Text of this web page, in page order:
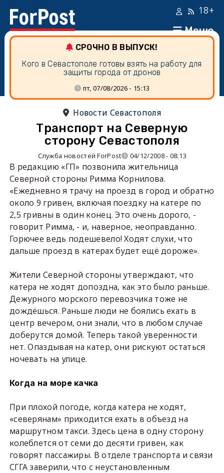
Меню
18+
СРОЧНО В ВЫПУСК!
Кого в Севастополе готовы взять на работу для
защиты города от дронов
пт, 07/08/2026 - 15:13
Новости Севастополя
Транспорт на Северную
сторону Севастополя
Служба новостей ForPost 04/12/2008 - 08:13
В редакцию «ГП» позвонила жительница
Северной стороны Римма Корнилова.
«Ежедневно я трачу на проезд в город и обратно
около 9 гривен, включая поездку на катере по
2,5 гривны в один конец. Это очень дорого, -
говорит Римма, - и, наверное, неоправданно.
Горючее ведь подешевело! Ходят слухи, что
дальше проезд в катерах будет ещё дороже».
Жители Северной стороны утверждают, что
катера не ходят допоздна, как это было раньше.
Дежурного морского перевозчика тоже не
дождёшься. Раньше люди не боялись ехать в
центр вечером, они знали, что в любом случае
доберутся домой. Теперь такой уверенности
нет. Опаздывая на катер, они рискуют остаться
ночевать на улице.
Когда на море качка
При плохой погоде, когда катера не ходят,
«северянам» приходится ехать в объезд на
маршрутном такси. Здесь цена в одну сторону
колеблется от семи до десяти гривен, как
говорят пассажиры. В отделе транспорта и связи
СГГА заверили, что с неустановленным